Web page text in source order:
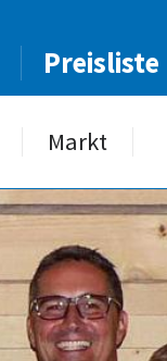
Preisliste
Markt